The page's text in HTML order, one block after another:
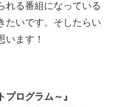
れる番組になっている
たいです。そしたらい
います！
プログラム～』